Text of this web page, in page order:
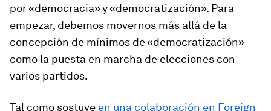
por «democracia» y «democratización». Para
empezar, debemos movernos más allá de la
concepción de mínimos de «democratización»
como la puesta en marcha de elecciones con
varios partidos.
Tal como sostuve en una colaboración en Foreign